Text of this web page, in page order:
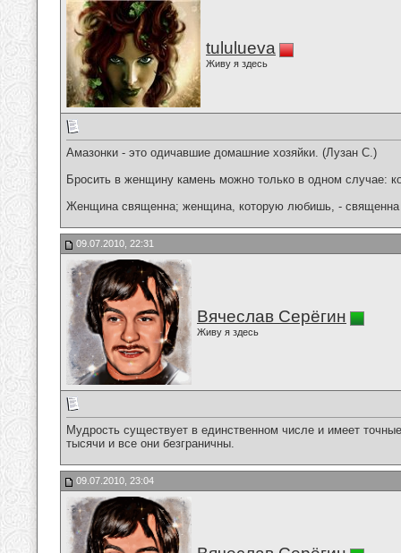
tululueva
Живу я здесь
Амазонки - это одичавшие домашние хозяйки. (Лузан С.)
Бросить в женщину камень можно только в одном случае:
Женщина священна; женщина, которую любишь, -
09.07.2010, 22:31
Вячеслав Серёгин
Живу я здесь
Мудрость существует в единственном числе и имеет
тысячи и все они безграничны.
09.07.2010, 23:04